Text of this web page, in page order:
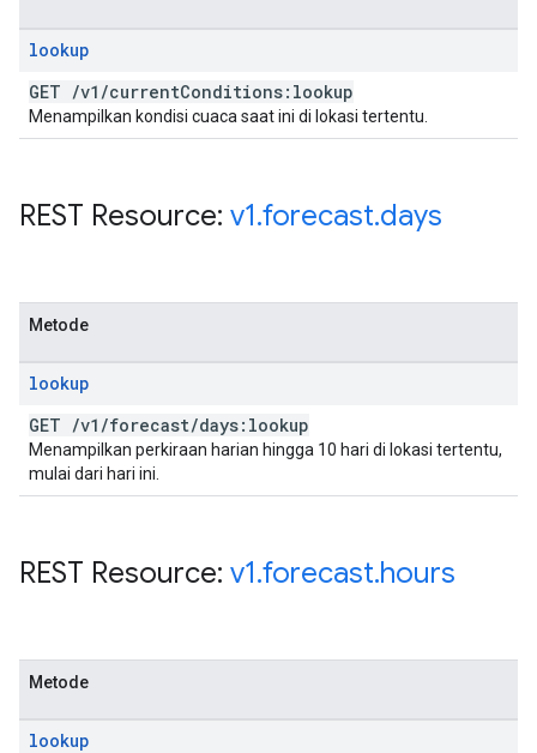
lookup
GET /v1 /currentConditions:lookup
Menampilkan kondisi cuaca saat ini di lokasi tertentu.
REST Resource: v1.forecast.days
Metode
lookup
GET /v1 /forecast/days:lookup
Menampilkan perkiraan harian hingga 10 hari di lokasi tertentu,
mulai dari hari ini.
REST Resource: v1.forecast.hours
Metode
lookup